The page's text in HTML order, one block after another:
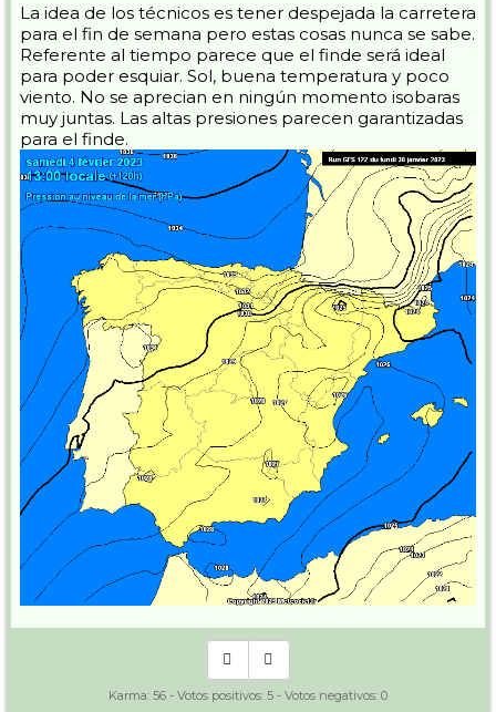
La idea de los técnicos es tener despejada la carretera
para el fin de semana pero estas cosas nunca se sabe.
Referente al tiempo parece que el finde será ideal
para poder esquiar. Sol, buena temperatura y poco
viento. No se aprecian en ningún momento isobaras
muy juntas. Las altas presiones parecen garantizadas
para el finde.
Karma: 56 - Votos positivos: 5 - Votos negativos: 0